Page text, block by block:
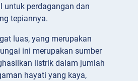
untuk perdagangan dan
tepiannya.
luas, yang merupakan
ini merupakan sumber
listrik dalam jumlah
hayati yang kaya,